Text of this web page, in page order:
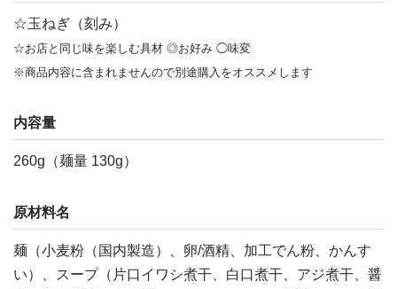
☆玉ねぎ（刻み）
☆お店と同じ味を楽しむ具材 ◎お好み ◯味変
※商品内容に含まれませんので別途購入をオススメします
内容量
260g（麺量 130g）
原材料名
麺（小麦粉（国内製造）、卵/酒精、加工でん粉、かんす
い）、スープ（片口イワシ煮干、白口煮干、アジ煮干、醤